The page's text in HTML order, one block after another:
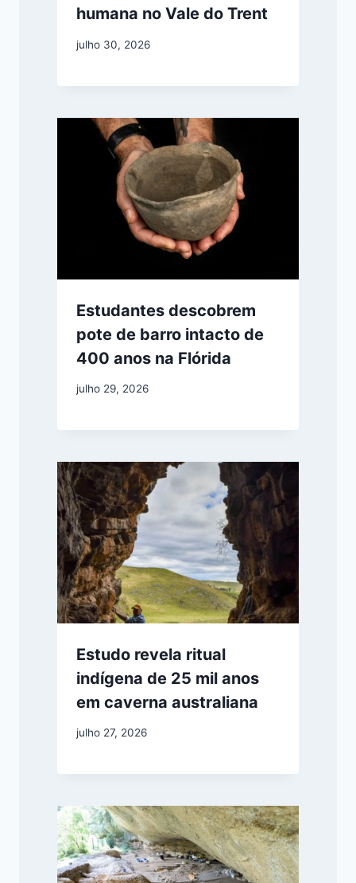
humana no Vale do Trent
julho 30, 2026
Estudantes descobrem
pote de barro intacto de
400 anos na Flórida
julho 29, 2026
Estudo revela ritual
indígena de 25 mil anos
em caverna australiana
julho 27, 2026